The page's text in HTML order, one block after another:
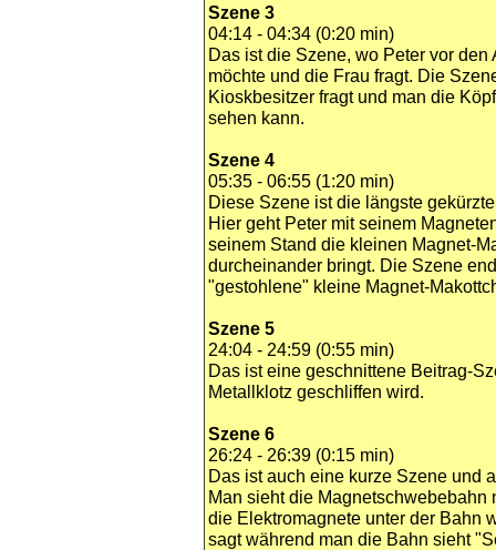
Szene 3
04:14 - 04:34 (0:20 min)
Das ist die Szene, wo Peter vor
möchte und die Frau fragt. Die
Kioskbesitzer fragt und man die
sehen kann.
Szene 4
05:35 - 06:55 (1:20 min)
Diese Szene ist die längste
Hier geht Peter mit seinem
seinem Stand die kleinen Magnet-
durcheinander bringt. Die Szene
"gestohlene" kleine Magnet-
Szene 5
24:04 - 24:59 (0:55 min)
Das ist eine geschnittene Beitrag-
Metallklotz geschliffen wird.
Szene 6
26:24 - 26:39 (0:15 min)
Das ist auch eine kurze Szene und
Man sieht die
die Elektromagnete unter der Bahn
sagt während man die Bahn sieht